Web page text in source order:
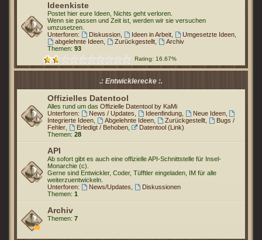
Ideenkiste
Postet hier eure Ideen, Nichts geht verloren.
Wenn sie passen und Zeit ist, werden wir sie versuchen
umzusetzen.
Unterforen:
Diskussion, Ideen in Arbeit, Umgesetzte Ideen,
abgelehnte Ideen, Zurückgestellt,
Archiv
Themen: 93
Rating: 16.67%
.: Entwicklerecke :.
Offizielles Datentool
Alles rund um das Offizielle Datentool by KaMi
Unterforen:
News / Updates Ideenfindung, Neue Ideen,
Integrierte Ideen
Abgelehnte Ideen, Zurückgestellt,
Bugs /
Fehler
Erledigt / Behoben,
Datentool (Link)
Themen: 28
API
Ab sofort gibt es auch eine offizielle API-Schnittstelle für Insel-
Monarchie (c).
Gerne sind Entwickler, Coder, Tüfftler eingeladen, IM für alle
weiterzuentwickeln.
Unterforen:
News/Updates
Diskussionen
Themen: 1
Archiv
Themen: 7